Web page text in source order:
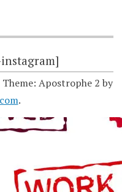
Theme: Apostrophe 2 by
.